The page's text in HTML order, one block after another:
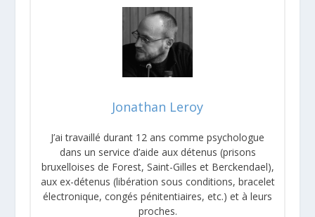
Jonathan Leroy
J’ai travaillé durant 12 ans comme psychologue
dans un service d’aide aux détenus (prisons
bruxelloises de Forest, Saint-Gilles et Berckendael),
aux ex-détenus (libération sous conditions, bracelet
électronique, congés pénitentiaires, etc.) et à leurs
proches.